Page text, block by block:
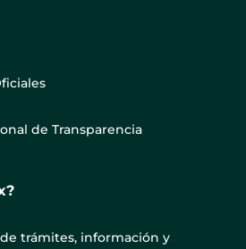
de Transparencia
trámites, información y